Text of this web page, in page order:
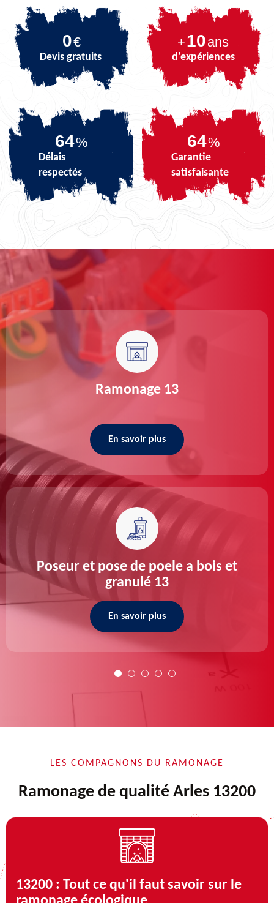
0€
Devis gratuits
+10ans
d'expériences
80%
Délais
respectés
80%
Garantie
satisfaisante
Ramonage 13
En savoir plus
Poseur et pose de poele a bois et
granulé 13
En savoir plus
LES COMPAGNONS DU RAMONAGE
Ramonage de qualité Arles 13200
13200 : Tout ce qu'il faut savoir sur le